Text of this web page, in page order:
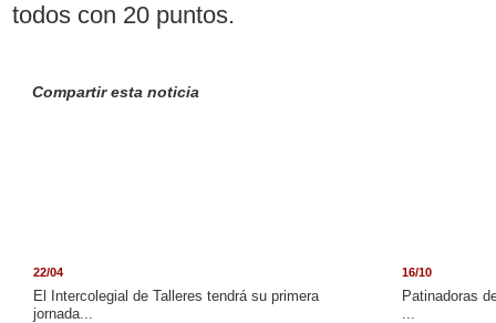
todos con 20 puntos.
Compartir esta noticia
22/04
El Intercolegial de Talleres tendrá su primera
jornada...
16/10
Patinadoras
...